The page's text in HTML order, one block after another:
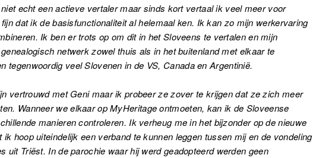
echt een actieve vertaler maar sinds kort vertaal ik veel meer voor
dat ik de basisfunctionaliteit al helemaal ken. Ik kan zo mijn werkervaring
Ik ben er trots op om dit in het Sloveens te vertalen en mijn
netwerk zowel thuis als in het buitenland met elkaar te
tegenwoordig veel Slovenen in de VS, Canada en Argentinië.
vertrouwd met Geni maar ik probeer ze zover te krijgen dat ze zich meer
Wanneer we elkaar op MyHeritage ontmoeten, kan ik de Sloveense
manieren controleren. Ik verheug me in het bijzonder op de nieuwe
hoop uiteindelijk een verband te kunnen leggen tussen mij en de vondeling
uit Triëst. In de parochie waar hij werd geadopteerd werden geen